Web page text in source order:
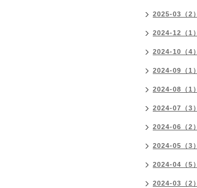
2025-03（2）
2024-12（1）
2024-10（4）
2024-09（1）
2024-08（1）
2024-07（3）
2024-06（2）
2024-05（3）
2024-04（5）
2024-03（2）